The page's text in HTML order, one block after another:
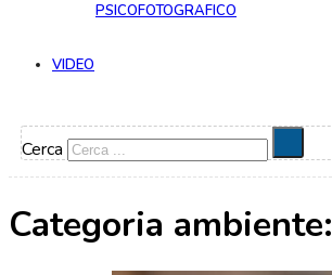
PSICOFOTOGRAFICO
VIDEO
Cerca
Categoria ambiente: